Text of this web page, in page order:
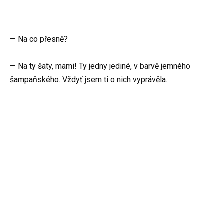
— Na co přesně?
— Na ty šaty, mami! Ty jedny jediné, v barvě jemného
šampaňského. Vždyť jsem ti o nich vyprávěla.